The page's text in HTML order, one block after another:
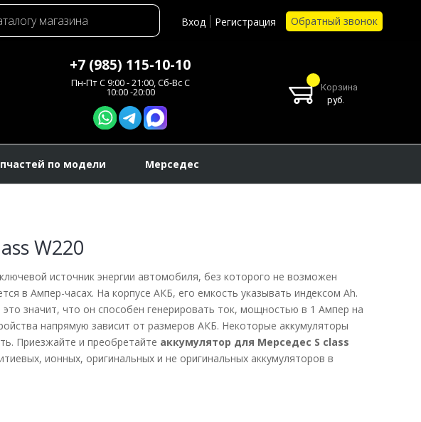
Вход Регистрация Обратный звонок
+7 (985) 115-10-10
Пн-Пт C 9:00 - 21:00, Сб-Вс С
10:00 -20:00
Корзина
руб.
по модели Мерседес
W220
источник энергии автомобиля, без которого не возможен
в Ампер-часах. На корпусе АКБ, его емкость указывать индексом Ah.
значит, что он способен генерировать ток, мощностью в 1 Ампер на
напрямую зависит от размеров АКБ. Некоторые аккумуляторы
Приезжайте и преобретайте аккумулятор для Мерседес S class
ионных, оригинальных и не оригинальных аккумуляторов в